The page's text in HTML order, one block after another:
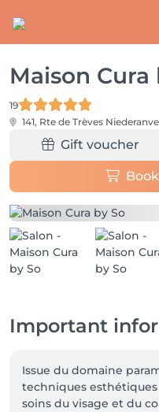
Maison Cura
19
141, Rte de Trèves
Gift voucher
Important
Issue du domaine
techniques esthétiques
soins du visage et du